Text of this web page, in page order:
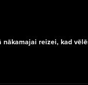
reizei, kad